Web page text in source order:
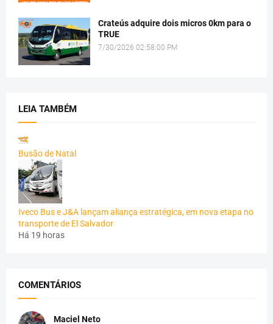
Crateús adquire dois micros 0km para o
TRUE
7/30/2026 02:58:00 PM
LEIA TAMBÉM
Busão de Natal
Iveco Bus e J&A lançam aliança estratégica, em nova etapa no
transporte de El Salvador
Há 19 horas
COMENTÁRIOS
Maciel Neto